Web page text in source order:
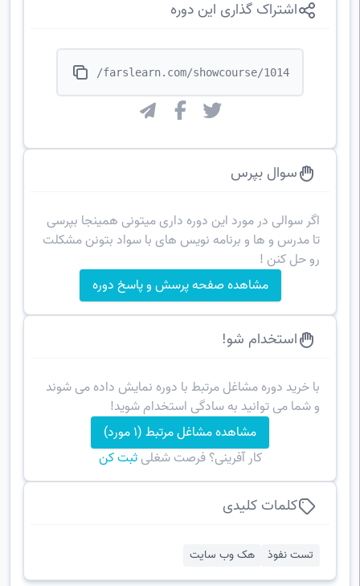
اشتراک گذاری این دوره
https://farslearn.com/showcourse/1014
سوال بپرس
اگر سوالی در مورد این دوره داری میتونی همینجا بپرسی
تا مدرس و ها و برنامه نویس های با سواد بتونن مشکلت
رو حل کنن !
مشاهده صفحه پرسش و پاسخ دوره
استخدام شو!
با خرید دوره مشاغل مرتبط با دوره نمایش داده می شوند
و شما می توانید به سادگی استخدام شوید!
مشاهده مشاغل مرتبط (1 مورد)
کار آفرینی؟ فرصت شغلیثبت کن
کلمات کلیدی
تست نفوذ هک وب سایت